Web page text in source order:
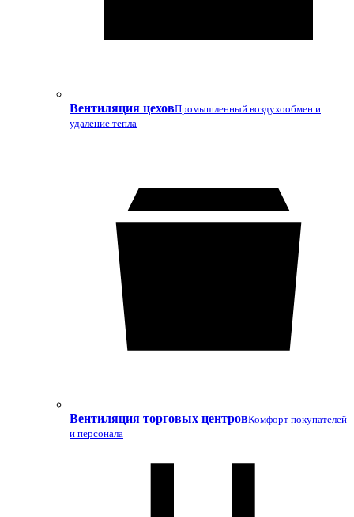
Вентиляция цеховПромышленный воздухообмен и
удаление тепла
Вентиляция торговых центровКомфорт покупателей
и персонала